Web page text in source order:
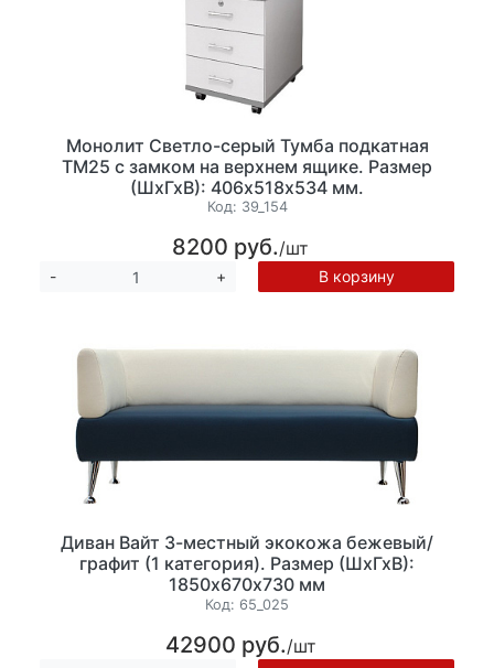
Монолит Светло-серый Тумба подкатная
ТМ25 с замком на верхнем ящике. Размер
(ШхГхВ): 406х518х534 мм.
Код: 39_154
8200 руб./шт
- + В корзину
Диван Вайт 3-местный экокожа бежевый/
графит (1 категория). Размер (ШхГхВ):
1850х670х730 мм
Код: 65_025
42900 руб./шт